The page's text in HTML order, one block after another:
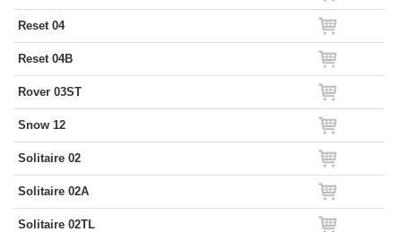
Reset 04
Reset 04B
Rover 03ST
Snow 12
Solitaire 02
Solitaire 02A
Solitaire 02TL